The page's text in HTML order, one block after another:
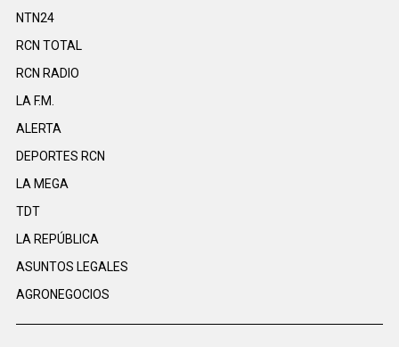
NTN24
RCN TOTAL
RCN RADIO
LA F.M.
ALERTA
DEPORTES RCN
LA MEGA
TDT
LA REPÚBLICA
ASUNTOS LEGALES
AGRONEGOCIOS